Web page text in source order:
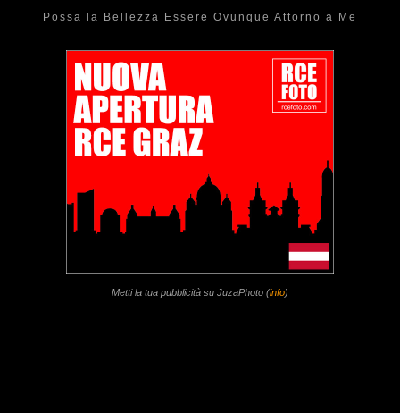
Possa la Bellezza Essere Ovunque Attorno a Me
Metti la tua pubblicità su JuzaPhoto (info)